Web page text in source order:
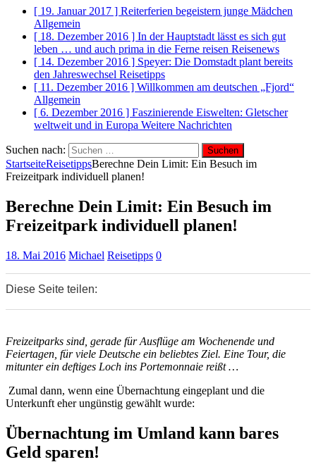
[ 19. Januar 2017 ] Reiterferien begeistern junge Mädchen
Allgemein
[ 18. Dezember 2016 ] In der Hauptstadt lässt es sich gut
leben … und auch prima in die Ferne reisen Reisenews
[ 14. Dezember 2016 ] Speyer: Die Domstadt plant bereits
den Jahreswechsel Reisetipps
[ 11. Dezember 2016 ] Willkommen am deutschen „Fjord“
Allgemein
[ 6. Dezember 2016 ] Faszinierende Eiswelten: Gletscher
weltweit und in Europa Weitere Nachrichten
Suchen nach:
StartseiteReisetippsBerechne Dein Limit: Ein Besuch im
Freizeitpark individuell planen!
Berechne Dein Limit: Ein Besuch im
Freizeitpark individuell planen!
18. Mai 2016 Michael Reisetipps 0
Diese Seite teilen:
Freizeitparks sind, gerade für Ausflüge am Wochenende und
Feiertagen, für viele Deutsche ein beliebtes Ziel. Eine Tour, die
mitunter ein deftiges Loch ins Portemonnaie reißt …
Zumal dann, wenn eine Übernachtung eingeplant und die
Unterkunft eher ungünstig gewählt wurde:
Übernachtung im Umland kann bares
Geld sparen!